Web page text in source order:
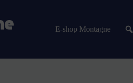
E-shop Montagne